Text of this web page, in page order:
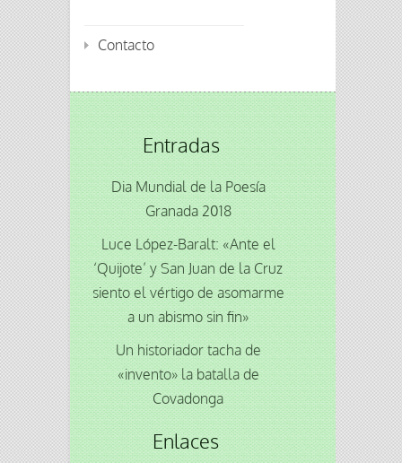
Contacto
Entradas
Dia Mundial de la Poesía
Granada 2018
Luce López-Baralt: «Ante el
‘Quijote’ y San Juan de la Cruz
siento el vértigo de asomarme
a un abismo sin fin»
Un historiador tacha de
«invento» la batalla de
Covadonga
Enlaces